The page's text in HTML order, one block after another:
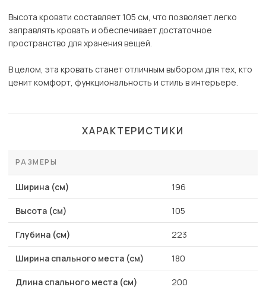
Высота кровати составляет 105 см, что позволяет легко
заправлять кровать и обеспечивает достаточное
пространство для хранения вещей.
В целом, эта кровать станет отличным выбором для тех, кто
ценит комфорт, функциональность и стиль в интерьере.
ХАРАКТЕРИСТИКИ
РАЗМЕРЫ
Ширина (см) 196
Высота (см) 105
Глубина (см) 223
Ширина спального места (см) 180
Длина спального места (см) 200